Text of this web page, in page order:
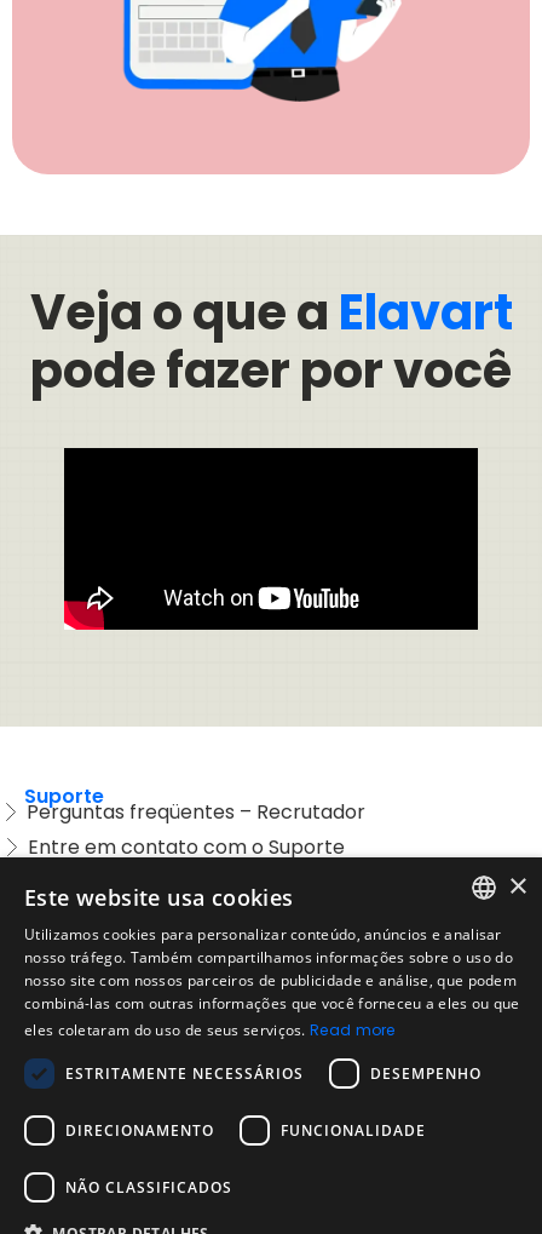
Veja o que a Elavart
pode fazer por você
Suporte
Perguntas freqüentes – Recrutador
Entre em contato com o Suporte
Legal
Política de Uso Aceitável
Aviso Legal
Empresa
Blog da Evalart
Confiabilidade dos testes Evalart
Contate-Nos
Contate-Nos
ENGLISH
SPANISH
×
Este website usa cookies
Utilizamos cookies para personalizar conteúdo, anúncios e analisar
nosso tráfego. Também compartilhamos informações sobre o uso do
nosso site com nossos parceiros de publicidade e análise, que podem
combiná-las com outras informações que você forneceu a eles ou que
eles coletaram do uso de seus serviços. Read more
ESTRITAMENTE NECESSÁRIOS DESEMPENHO
DIRECIONAMENTO FUNCIONALIDADE
NÃO CLASSIFICADOS